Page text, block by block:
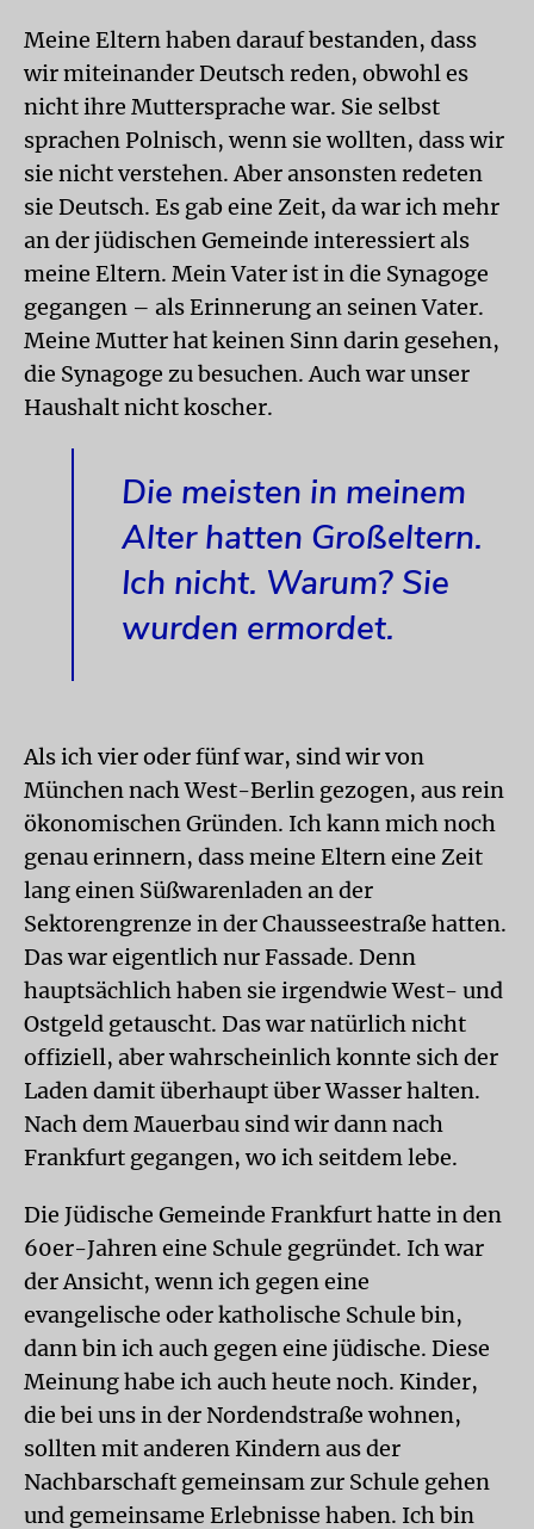
Meine Eltern haben darauf bestanden, dass
wir miteinander Deutsch reden, obwohl es
nicht ihre Muttersprache war. Sie selbst
sprachen Polnisch, wenn sie wollten, dass wir
sie nicht verstehen. Aber ansonsten redeten
sie Deutsch. Es gab eine Zeit, da war ich mehr
an der jüdischen Gemeinde interessiert als
meine Eltern. Mein Vater ist in die Synagoge
gegangen – als Erinnerung an seinen Vater.
Meine Mutter hat keinen Sinn darin gesehen,
die Synagoge zu besuchen. Auch war unser
Haushalt nicht koscher.
Die meisten in meinem
Alter hatten Großeltern.
Ich nicht. Warum? Sie
wurden ermordet.
Als ich vier oder fünf war, sind wir von
München nach West-Berlin gezogen, aus rein
ökonomischen Gründen. Ich kann mich noch
genau erinnern, dass meine Eltern eine Zeit
lang einen Süßwarenladen an der
Sektorengrenze in der Chausseestraße hatten.
Das war eigentlich nur Fassade. Denn
hauptsächlich haben sie irgendwie West- und
Ostgeld getauscht. Das war natürlich nicht
offiziell, aber wahrscheinlich konnte sich der
Laden damit überhaupt über Wasser halten.
Nach dem Mauerbau sind wir dann nach
Frankfurt gegangen, wo ich seitdem lebe.
Die Jüdische Gemeinde Frankfurt hatte in den
60er-Jahren eine Schule gegründet. Ich war
der Ansicht, wenn ich gegen eine
evangelische oder katholische Schule bin,
dann bin ich auch gegen eine jüdische. Diese
Meinung habe ich auch heute noch. Kinder,
die bei uns in der Nord­endstraße wohnen,
sollten mit anderen Kindern aus der
Nachbarschaft gemeinsam zur Schule gehen
und gemeinsame Erlebnisse haben. Ich bin